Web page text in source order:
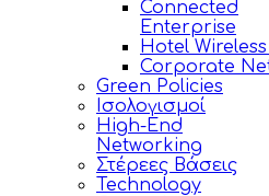
Connected
Enterprise
Hotel Wireless
Corporate
Green Policies
Ισολογισμοί
High-End
Networking
Στέρεες Βάσεις
Technology